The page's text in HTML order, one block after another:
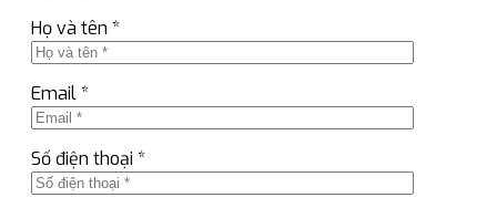
Họ và tên *
Email *
Số điện thoại *